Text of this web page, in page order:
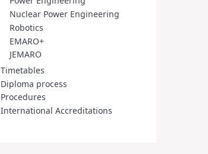
Nuclear Power Engineering
Robotics
EMARO+
JEMARO
Timetables
Diploma process
Procedures
International Accreditations